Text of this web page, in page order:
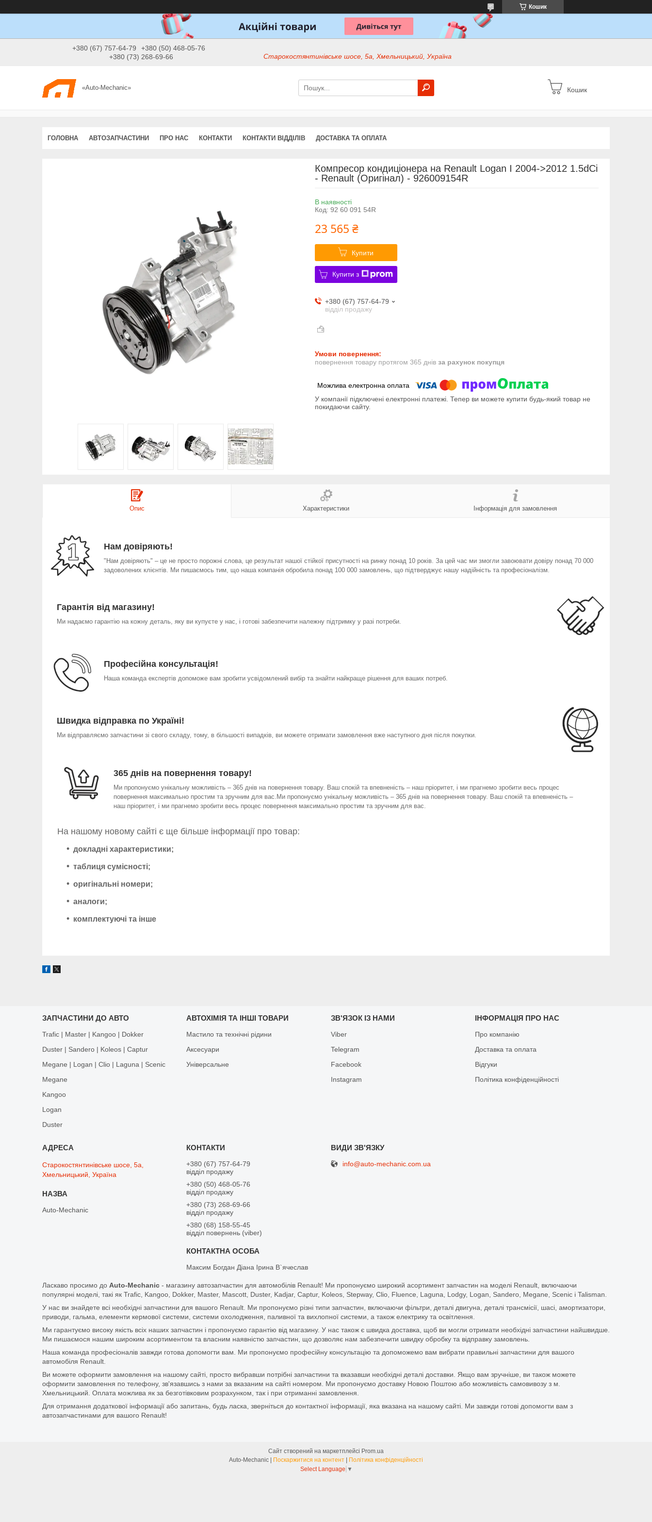
Кошик
+380 (67) 757-64-79
+380 (50) 468-05-76
+380 (73) 268-69-66
Старокостянтинівське шосе, 5а, Хмельницький, Україна
«Auto-Mechanic» Кошик
ГОЛОВНА АВТОЗАПЧАСТИНИ ПРО НАС КОНТАКТИ КОНТАКТИ ВІДДІЛІВ ДОСТАВКА ТА ОПЛАТА
Компресор кондиціонера на Renault Logan I 2004->2012 1.5dCi
- Renault (Оригінал) - 926009154R
В наявності
Код: 92 60 091 54R
23 565 ₴
Купити
Купити з
+380 (67) 757-64-79
відділ продажу
повернення товару протягом 365 днів за рахунок покупця
У компанії підключені електронні платежі. Тепер ви можете купити будь-який товар не
покидаючи сайту.
Опис Характеристики Інформація для замовлення
Нам довіряють!
"Нам довіряють" – це не просто порожні слова, це результат нашої стійкої присутності на ринку понад 10 років. За цей час ми змогли завоювати довіру понад 70 000
задоволених клієнтів. Ми пишаємось тим, що наша компанія обробила понад 100 000 замовлень, що підтверджує нашу надійність та професіоналізм.
Гарантія від магазину!
Ми надаємо гарантію на кожну деталь, яку ви купуєте у нас, і готові забезпечити належну підтримку у разі потреби.
Професійна консультація!
Наша команда експертів допоможе вам зробити усвідомлений вибір та знайти найкраще рішення для ваших потреб.
Швидка відправка по Україні!
Ми відправляємо запчастини зі свого складу, тому, в більшості випадків, ви можете отримати замовлення вже наступного дня після покупки.
365 днів на повернення товару!
Ми пропонуємо унікальну можливість – 365 днів на повернення товару. Ваш спокій та впевненість – наш пріоритет, і ми прагнемо зробити весь процес
повернення максимально простим та зручним для вас.Ми пропонуємо унікальну можливість – 365 днів на повернення товару. Ваш спокій та впевненість –
наш пріоритет, і ми прагнемо зробити весь процес повернення максимально простим та зручним для вас.
На нашому новому сайті є ще більше інформації про товар:
докладні характеристики;
таблиця сумісності;
оригінальні номери;
аналоги;
комплектуючі та інше
ЗАПЧАСТИНИ ДО АВТО
Trafic | Master | Kangoo | Dokker
Duster | Sandero | Koleos | Captur
Megane | Logan | Clio | Laguna | Scenic
Megane
Kangoo
Logan
Duster
АВТОХІМІЯ ТА ІНШІ ТОВАРИ
Мастило та технічні рідини
Аксесуари
Універсальне
ЗВ'ЯЗОК ІЗ НАМИ
Viber
Telegram
Facebook
Іnstagram
ІНФОРМАЦІЯ ПРО НАС
Про компанію
Доставка та оплата
Відгуки
Політика конфіденційності
Старокостянтинівське шосе, 5а,
Хмельницький, Україна
Auto-Mechanic
+380 (67) 757-64-79
відділ продажу
+380 (50) 468-05-76
відділ продажу
+380 (73) 268-69-66
відділ продажу
+380 (68) 158-55-45
відділ повернень (viber)
Максим Богдан Діана Ірина В`ячеслав
info@auto-mechanic.com.ua
Ласкаво просимо до Auto-Mechanic - магазину автозапчастин для автомобілів Renault! Ми пропонуємо широкий асортимент запчастин на моделі Renault, включаючи
популярні моделі, такі як Trafic, Kangoo, Dokker, Master, Mascott, Duster, Kadjar, Captur, Koleos, Stepway, Clio, Fluence, Laguna, Lodgy, Logan, Sandero, Megane, Scenic і Talisman.
У нас ви знайдете всі необхідні запчастини для вашого Renault. Ми пропонуємо різні типи запчастин, включаючи фільтри, деталі двигуна, деталі трансмісії, шасі, амортизатори,
приводи, гальма, елементи кермової системи, системи охолодження, паливної та вихлопної системи, а також електрику та освітлення.
Ми гарантуємо високу якість всіх наших запчастин і пропонуємо гарантію від магазину. У нас також є швидка доставка, щоб ви могли отримати необхідні запчастини найшвидше.
Ми пишаємося нашим широким асортиментом та власним наявністю запчастин, що дозволяє нам забезпечити швидку обробку та відправку замовлень.
Наша команда професіоналів завжди готова допомогти вам. Ми пропонуємо професійну консультацію та допоможемо вам вибрати правильні запчастини для вашого
автомобіля Renault.
Ви можете оформити замовлення на нашому сайті, просто вибравши потрібні запчастини та вказавши необхідні деталі доставки. Якщо вам зручніше, ви також можете
оформити замовлення по телефону, зв'язавшись з нами за вказаним на сайті номером. Ми пропонуємо доставку Новою Поштою або можливість самовивозу з м.
Хмельницький. Оплата можлива як за безготівковим розрахунком, так і при отриманні замовлення.
Для отримання додаткової інформації або запитань, будь ласка, зверніться до контактної інформації, яка вказана на нашому сайті. Ми завжди готові допомогти вам з
автозапчастинами для вашого Renault!
Сайт створений на маркетплейсі Prom.ua
Поскаржитися на контент
Політика конфіденційності
Select Language ▼